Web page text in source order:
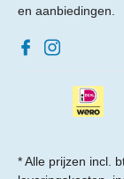
en aanbiedingen.
* Alle prijzen incl.